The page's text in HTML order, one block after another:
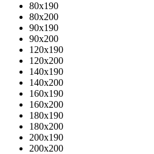
80x190
80x200
90x190
90x200
120x190
120x200
140x190
140x200
160x190
160x200
180x190
180x200
200x190
200x200